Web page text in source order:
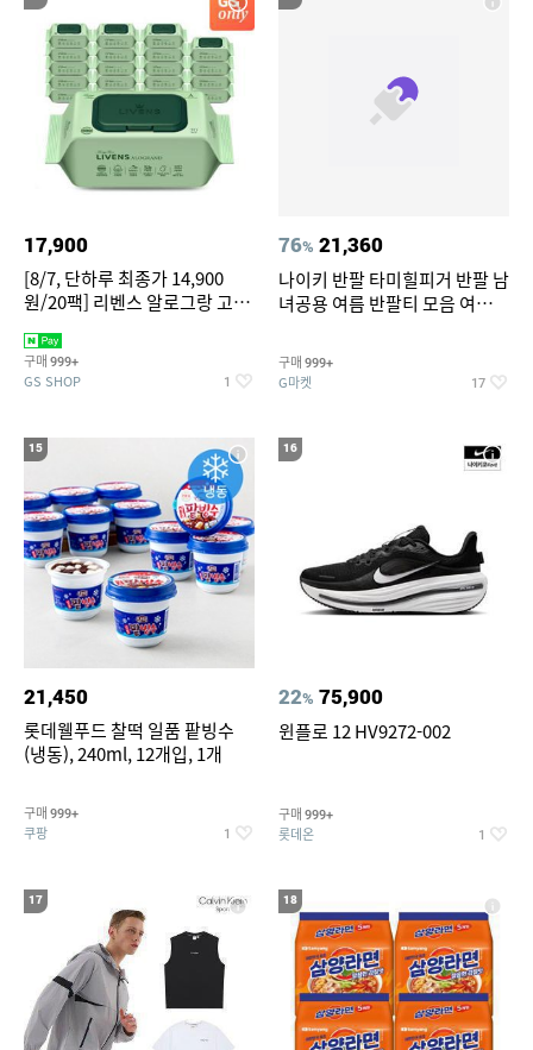
17,900
[8/7, 단하루 최종가 14,900
원/20팩] 리벤스 알로그랑 고평
구매 999+
GS SHOP 1
76% 21,360
나이키 반팔 타미힐피거 반팔 남
녀공용 여름 반팔티 모음 여름
구매 999+
G마켓 17
15
21,450
롯데웰푸드 찰떡 일품 팥빙수
(냉동), 240ml, 12개입, 1개
구매 999+
쿠팡 1
16
22% 75,900
윈플로 12 HV9272-002
구매 999+
롯데온 1
17 18